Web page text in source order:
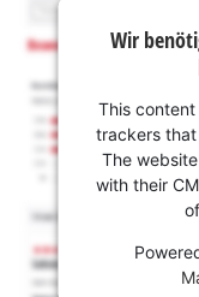
Wir
This
trackers that
The
with their